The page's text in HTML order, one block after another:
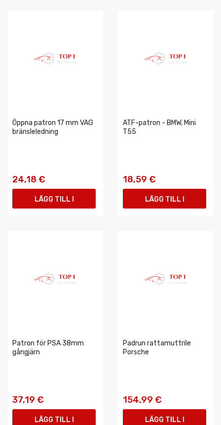
Öppna patron 17 mm VAG
bränsleledning
24,18 €
LÄGG TILL I
ATF-patron - BMW, Mini
T55
18,59 €
LÄGG TILL I
Patron för PSA 38mm
gångjärn
37,19 €
LÄGG TILL I
Padrun rattamuttrile
Porsche
154,99 €
LÄGG TILL I